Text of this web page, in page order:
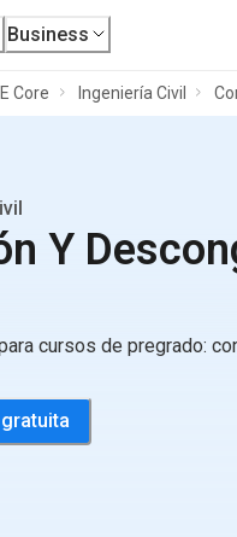
Business
Core Ingeniería Civil
Y
cursos de pregrado: